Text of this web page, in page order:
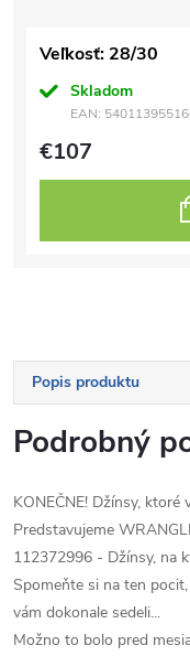
Veľkosť: 28/30
Skladom
EAN:
€107
Popis produktu
Podrobný
KONEČNE! Džínsy,
Predstavujeme
112372996 - Džínsy, na
Spomeňte si na ten
vám dokonale sedeli...
Možno to bolo pred